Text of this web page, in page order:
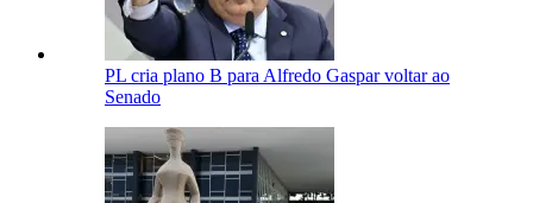
PL cria plano B para Alfredo Gaspar voltar ao
Senado